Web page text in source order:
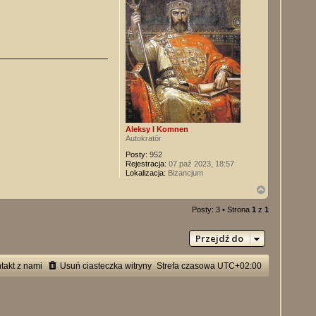
Aleksy I Komnen
Autokratōr
Posty: 952
Rejestracja: 07 paź 2023, 18:57
Lokalizacja: Bizancjum
a
g
Posty: 3 • Strona 1z 1
Przejdź do
Strefa czasowa UTC+02:00
Usuń ciasteczka witryny
z nami